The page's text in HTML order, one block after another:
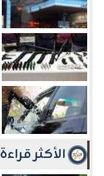
الأكثر قراءة